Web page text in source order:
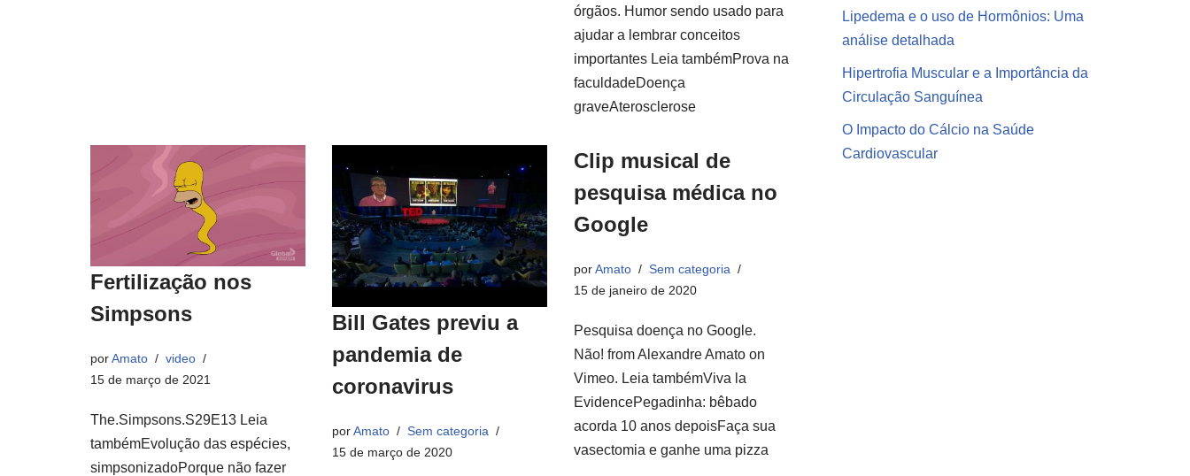
órgãos. Humor sendo usado para
ajudar a lembrar conceitos
importantes Leia tambémProva na
faculdadeDoença
graveAterosclerose
Fertilização nos
Simpsons
porAmato
video
15 de março de 2021
The.Simpsons.S29E13 Leia
tambémEvolução das espécies,
simpsonizadoPorque não fazer
Bill Gates previu a
pandemia de
coronavirus
porAmato
Sem categoria
15 de março de 2020
Clip musical de
pesquisa médica no
Google
porAmato
Sem categoria
15 de janeiro de 2020
Pesquisa doença no Google.
Não! from Alexandre Amato on
Vimeo. Leia tambémViva la
EvidencePegadinha: bêbado
acorda 10 anos depoisFaça sua
vasectomia e ganhe uma pizza
Lipedema e o uso de Hormônios: Uma
análise detalhada
Hipertrofia Muscular e a Importância da
Circulação Sanguínea
O Impacto do Cálcio na Saúde
Cardiovascular